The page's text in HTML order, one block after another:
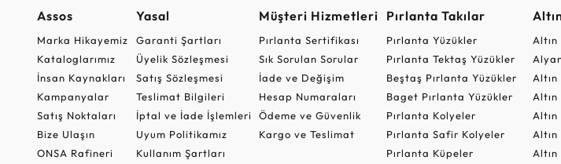
Assos
Marka Hikayemiz
Kataloglarımız
İnsan Kaynakları
Kampanyalar
Satış Noktaları
Bize Ulaşın
ONSA Rafineri
Yasal
Garanti Şartları
Üyelik Sözleşmesi
Satış Sözleşmesi
Teslimat Bilgileri
İptal ve İade İşlemleri
Uyum Politikamız
Kullanım Şartları
Müşteri Hizmetleri
Pırlanta Sertifikası
Sık Sorulan Sorular
İade ve Değişim
Hesap Numaraları
Ödeme ve Güvenlik
Kargo ve Teslimat
Pırlanta Takılar
Pırlanta Yüzükler
Pırlanta Tektaş Yüzükler
Beştaş Pırlanta Yüzükler
Baget Pırlanta Yüzükler
Pırlanta Kolyeler
Pırlanta Safir Kolyeler
Pırlanta Küpeler